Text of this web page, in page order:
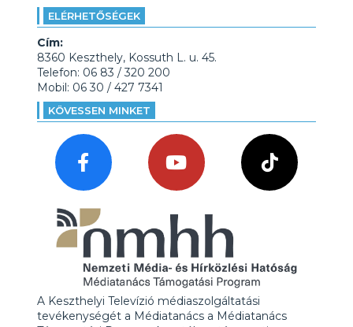
ELÉRHETŐSÉGEK
Cím:
8360 Keszthely, Kossuth L. u. 45.
Telefon: 06 83 / 320 200
Mobil: 06 30 / 427 7341
KÖVESSEN MINKET
A Keszthelyi Televízió médiaszolgáltatási
tevékenységét a Médiatanács a Médiatanács